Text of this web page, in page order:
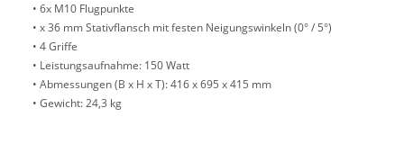
• 6x M10 Flugpunkte
• x 36 mm Stativflansch mit festen Neigungswinkeln (0° / 5°)
• 4 Griffe
• Leistungsaufnahme: 150 Watt
• Abmessungen (B x H x T): 416 x 695 x 415 mm
• Gewicht: 24,3 kg